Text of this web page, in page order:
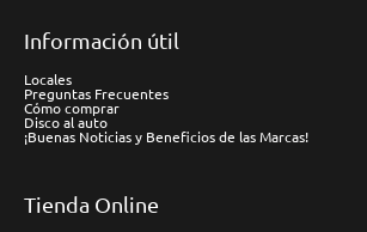
Información útil
Locales
Preguntas Frecuentes
Cómo comprar
Disco al auto
¡Buenas Noticias y Beneficios de las Marcas!
Tienda Online